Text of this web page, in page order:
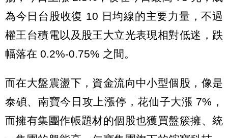
為今日台股收復 10 日均線的主要力量，不過
權王台積電以及股王大立光表現相對低迷，跌
幅落在 0.2%-0.75% 之間。
而在大盤震盪下，資金流向中小型個股，像是
泰碩、南寶今日攻上漲停，花仙子大漲 7%，
而擁有集團作帳題材的個股也獲買盤簇擁、統